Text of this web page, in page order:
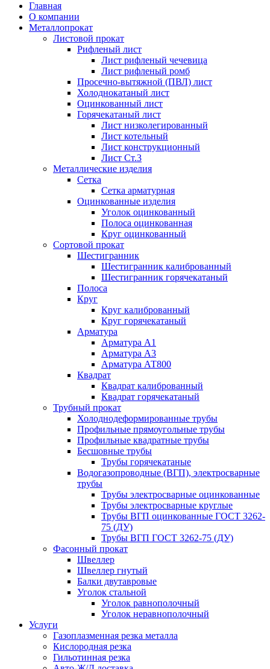
Главная
О компании
Металлопрокат
Листовой прокат
Рифленый лист
Лист рифленый чечевица
Лист рифленый ромб
Просечно-вытяжной (ПВЛ) лист
Холоднокатаный лист
Оцинкованный лист
Горячекатаный лист
Лист низколегированный
Лист котельный
Лист конструкционный
Лист Ст.3
Металлические изделия
Сетка
Сетка арматурная
Оцинкованные изделия
Уголок оцинкованный
Полоса оцинкованная
Круг оцинкованный
Сортовой прокат
Шестигранник
Шестигранник калиброванный
Шестигранник горячекатаный
Полоса
Круг
Круг калиброванный
Круг горячекатаный
Арматура
Арматура А1
Арматура А3
Арматура АТ800
Квадрат
Квадрат калиброванный
Квадрат горячекатаный
Трубный прокат
Холоднодеформированные трубы
Профильные прямоугольные трубы
Профильные квадратные трубы
Бесшовные трубы
Трубы горячекатаные
Водогазопроводные (ВГП), электросварные
трубы
Трубы электросварные оцинкованные
Трубы электросварные круглые
Трубы ВГП оцинкованные ГОСТ 3262-
75 (ДУ)
Трубы ВГП ГОСТ 3262-75 (ДУ)
Фасонный прокат
Швеллер
Швеллер гнутый
Балки двутавровые
Уголок стальной
Уголок равнополочный
Уголок неравнополочный
Услуги
Газоплазменная резка металла
Кислородная резка
Гильотинная резка